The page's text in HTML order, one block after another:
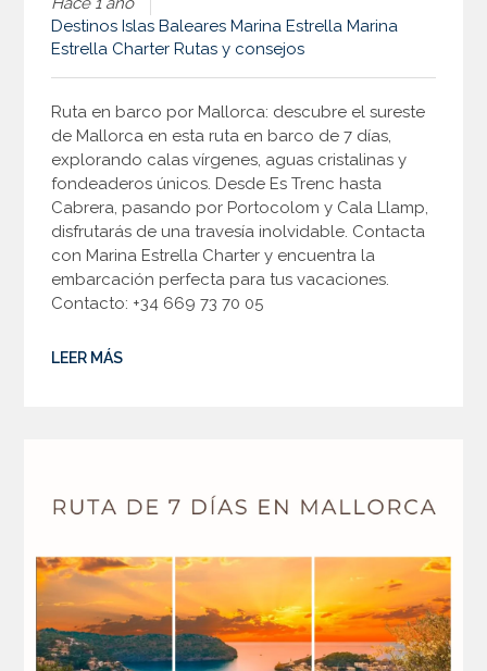
Destinos Islas Baleares Marina Estrella Marina
Estrella Charter Rutas y consejos
Ruta en barco por Mallorca: descubre el sureste
de Mallorca en esta ruta en barco de 7 días,
explorando calas vírgenes, aguas cristalinas y
fondeaderos únicos. Desde Es Trenc hasta
Cabrera, pasando por Portocolom y Cala Llamp,
disfrutarás de una travesía inolvidable. Contacta
con Marina Estrella Charter y encuentra la
embarcación perfecta para tus vacaciones.
Contacto: +34 669 73 70 05
LEER MÁS